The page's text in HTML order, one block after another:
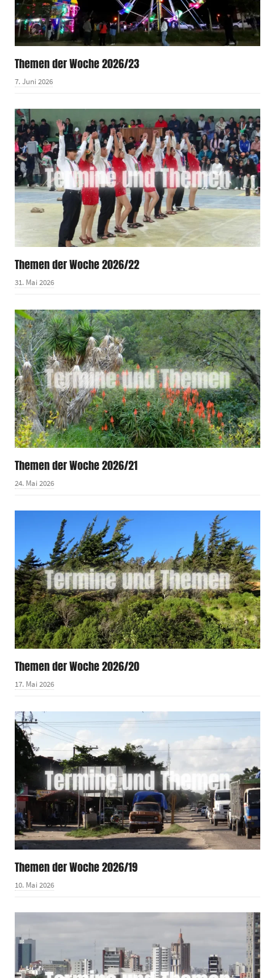
Themen der Woche 2026/23
7. Juni 2026
Themen der Woche 2026/22
31. Mai 2026
Themen der Woche 2026/21
24. Mai 2026
Themen der Woche 2026/20
17. Mai 2026
Themen der Woche 2026/19
10. Mai 2026